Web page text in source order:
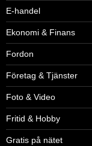
E-handel
Ekonomi & Finans
Fordon
Företag & Tjänster
Foto & Video
Fritid & Hobby
Gratis på nätet